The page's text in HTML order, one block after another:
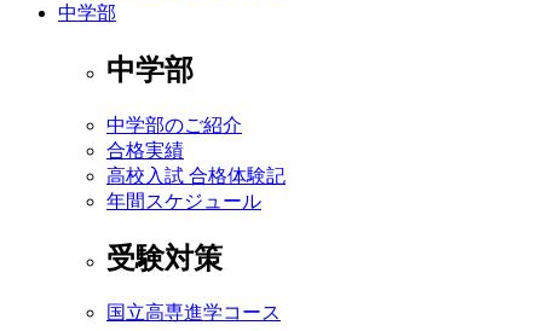
中学部
中学部
中学部のご紹介
合格実績
高校入試 合格体験記
年間スケジュール
受験対策
国立高専進学コース